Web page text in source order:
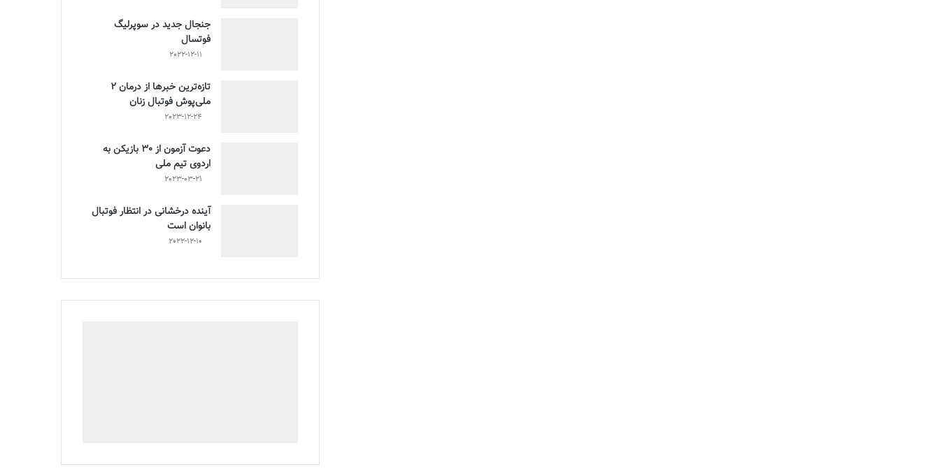
جنجال جدید در سوپرلیگ
فوتسال
2022-12-11
تازه‌ترین خبرها از درمان ۲
ملی‌پوش فوتبال زنان
2023-12-24
دعوت آزمون از 30 بازیکن به
اردوی تیم ملی
2023-03-21
آینده درخشانی در انتظار فوتبال
بانوان است
2022-12-10